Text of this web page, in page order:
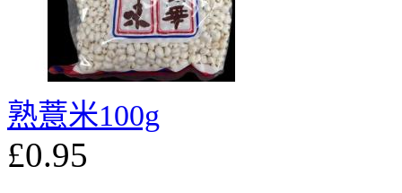
熟薏米100g
£0.95